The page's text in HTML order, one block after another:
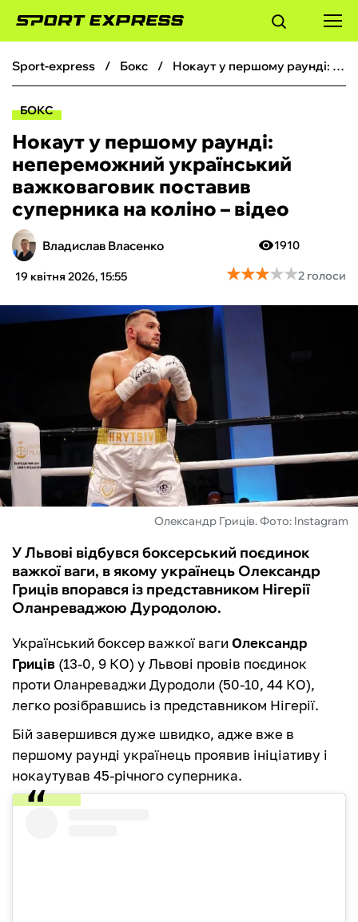
ФУТБОЛ
БОКС
ХОКЕЙ
ТЕНІС
КІБЕРСПОРТ
ІНШІ
БУКМЕКЕРИ
sport-express бокс Нокаут у першому раунді: непереможний український важковаговик поставив суперника на коліно – відео
БОКС
Нокаут у першому раунді:
непереможний український
важковаговик поставив
суперника на коліно – відео
Владислав Власенко
19 квітня 2026, 15:55
1910
★★★★★
★★★★★2 голоси
Олександр Гриців. Фото: Instagram
У Львові відбувся боксерський поєдинок
важкої ваги, в якому українець Олександр
Гриців впорався із представником Нігерії
Оланреваджою Дуродолою.
Український боксер важкої ваги Олександр
Гриців (13-0, 9 КО) у Львові провів поєдинок
проти Оланреваджи Дуродоли (50-10, 44 КО),
легко розібравшись із представником Нігерії.
Бій завершився дуже швидко, адже вже в
першому раунді українець проявив ініціативу і
нокаутував 45-річного суперника.